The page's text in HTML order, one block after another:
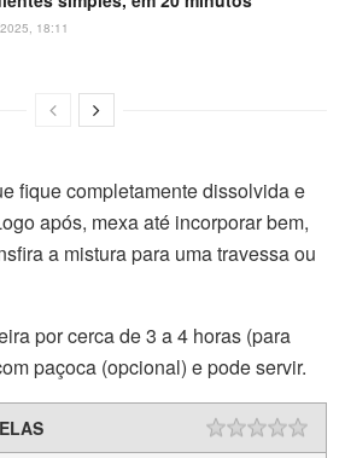
18:11
fique completamente dissolvida e
após, mexa até incorporar bem,
a mistura para uma travessa ou
por cerca de 3 a 4 horas (para
paçoca (opcional) e pode servir.